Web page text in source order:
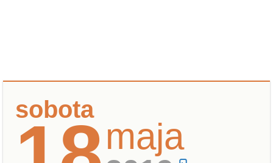
sobota
maja